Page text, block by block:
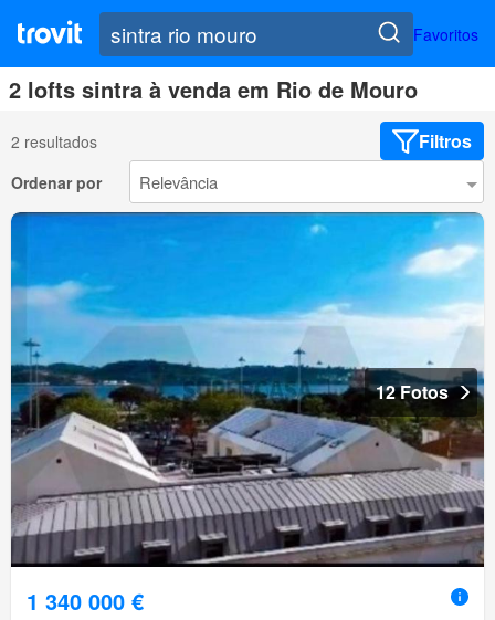
Favoritos
2 lofts sintra à venda em Rio de Mouro
2 resultados Filtros
Ordenar por
12 Fotos
1 340 000 €